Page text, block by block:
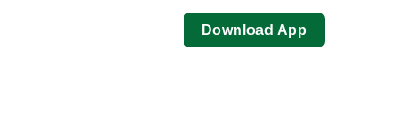
Download App